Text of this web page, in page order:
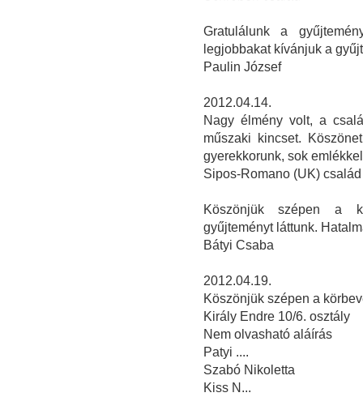
Gratulálunk a
legjobbakat kívánjuk a
Paulin József
2012.04.14.
Nagy élmény volt, a
műszaki kincset.
gyerekkorunk, sok
Sipos-Romano (UK) család
Köszönjük szépen a
gyűjteményt láttunk.
Bátyi Csaba
2012.04.19.
Köszönjük szépen a
Király Endre 10/6. osztály
Nem olvasható aláírás
Patyi ....
Szabó Nikoletta
Kiss N...